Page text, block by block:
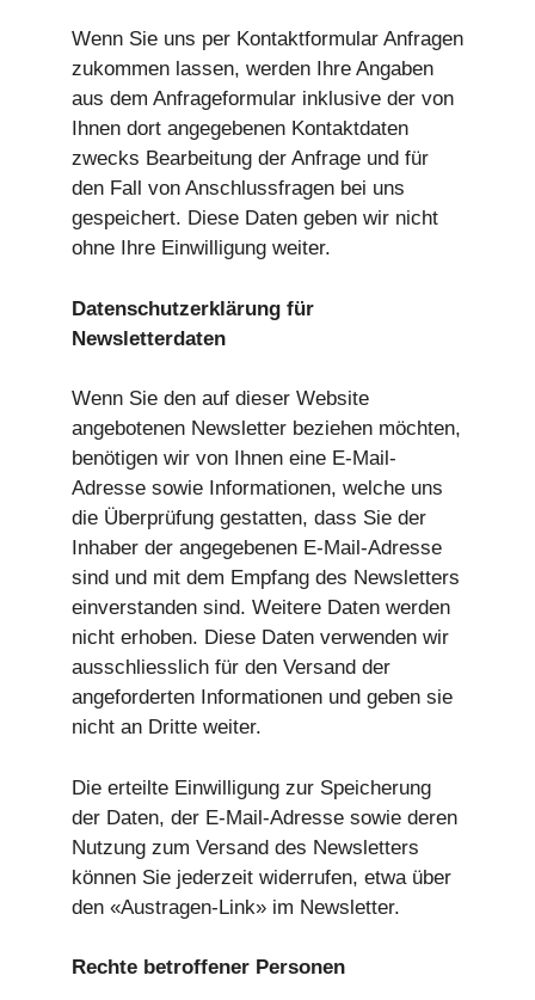
Wenn Sie uns per Kontaktformular Anfragen
zukommen lassen, werden Ihre Angaben
aus dem Anfrageformular inklusive der von
Ihnen dort angegebenen Kontaktdaten
zwecks Bearbeitung der Anfrage und für
den Fall von Anschlussfragen bei uns
gespeichert. Diese Daten geben wir nicht
ohne Ihre Einwilligung weiter.
Datenschutzerklärung für
Newsletterdaten
Wenn Sie den auf dieser Website
angebotenen Newsletter beziehen möchten,
benötigen wir von Ihnen eine E-Mail-
Adresse sowie Informationen, welche uns
die Überprüfung gestatten, dass Sie der
Inhaber der angegebenen E-Mail-Adresse
sind und mit dem Empfang des Newsletters
einverstanden sind. Weitere Daten werden
nicht erhoben. Diese Daten verwenden wir
ausschliesslich für den Versand der
angeforderten Informationen und geben sie
nicht an Dritte weiter.
Die erteilte Einwilligung zur Speicherung
der Daten, der E-Mail-Adresse sowie deren
Nutzung zum Versand des Newsletters
können Sie jederzeit widerrufen, etwa über
den «Austragen-Link» im Newsletter.
Rechte betroffener Personen